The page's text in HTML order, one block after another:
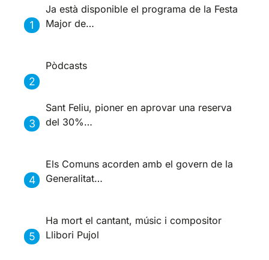
Ja està disponible el programa de la Festa
Major de…
Pòdcasts
Sant Feliu, pioner en aprovar una reserva
del 30%…
Els Comuns acorden amb el govern de la
Generalitat…
Ha mort el cantant, músic i compositor
Llibori Pujol